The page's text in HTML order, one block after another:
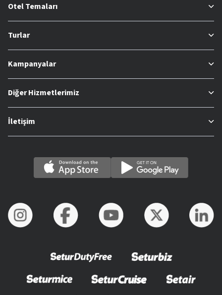
Otel Temaları
Turlar
Kampanyalar
Diğer Hizmetlerimiz
İletişim